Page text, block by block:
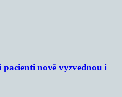
pacienti nově vyzvednou i